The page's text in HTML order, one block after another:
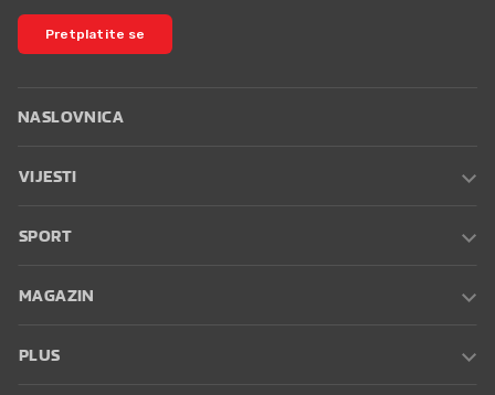
Pretplatite se
NASLOVNICA
VIJESTI
SPORT
MAGAZIN
PLUS